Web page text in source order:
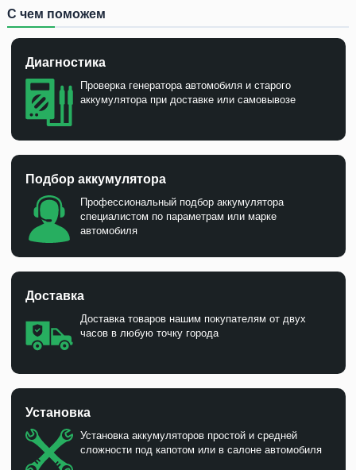
С чем поможем
Диагностика
Проверка генератора автомобиля и старого
аккумулятора при доставке или самовывозе
Подбор аккумулятора
Профессиональный подбор аккумулятора
специалистом по параметрам или марке
автомобиля
Доставка
Доставка товаров нашим покупателям от двух
часов в любую точку города
Установка
Установка аккумуляторов простой и средней
сложности под капотом или в салоне автомобиля